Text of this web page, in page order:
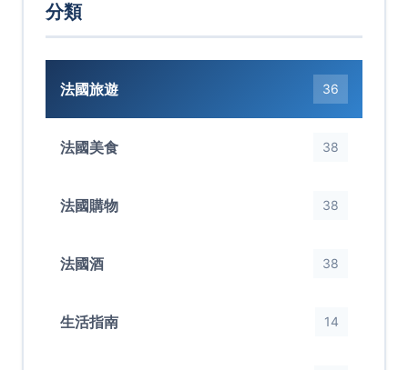
分類
法國旅遊 36
法國美食 38
法國購物 38
法國酒 38
生活指南 14